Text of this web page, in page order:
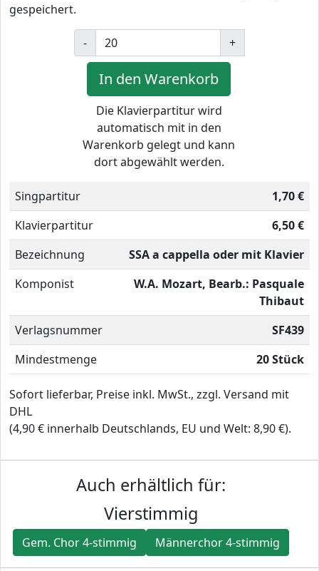
gespeichert.
- +
In den Warenkorb
Die Klavierpartitur wird
automatisch mit in den
Warenkorb gelegt und kann
dort abgewählt werden.
Singpartitur
1,70 €
Klavierpartitur
6,50 €
Bezeichnung
SSA a cappella oder mit Klavier
Komponist
W.A. Mozart, Bearb.: Pasquale
Thibaut
Verlagsnummer
SF439
Mindestmenge
20 Stück
Sofort lieferbar, Preise inkl. MwSt., zzgl. Versand mit
DHL
(4,90 € innerhalb Deutschlands, EU und Welt: 8,90 €).
Auch erhältlich für:
Vierstimmig
Gem. Chor 4-stimmig Männerchor 4-stimmig